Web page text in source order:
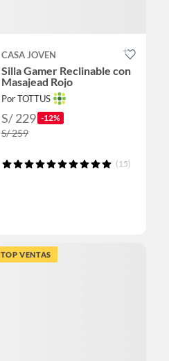
CASA JOVEN
Silla Gamer Reclinable con
Masajead Rojo
Por TOTTUS
S/ 229 -12%
S/ 259
(15)
TOP VENTAS